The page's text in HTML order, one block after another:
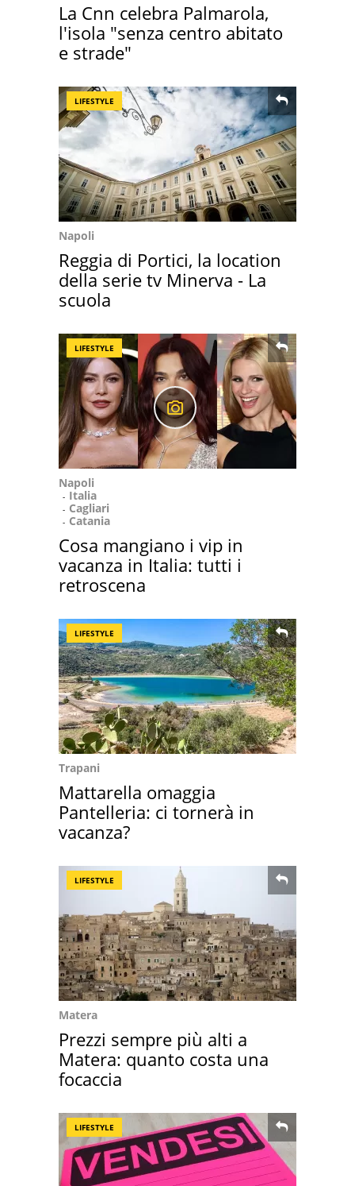
La Cnn celebra Palmarola,
l'isola "senza centro abitato
e strade"
LIFESTYLE
Napoli
Reggia di Portici, la location
della serie tv Minerva - La
scuola
LIFESTYLE
Napoli
Italia
Cagliari
Catania
Cosa mangiano i vip in
vacanza in Italia: tutti i
retroscena
LIFESTYLE
Trapani
Mattarella omaggia
Pantelleria: ci tornerà in
vacanza?
LIFESTYLE
Matera
Prezzi sempre più alti a
Matera: quanto costa una
focaccia
LIFESTYLE